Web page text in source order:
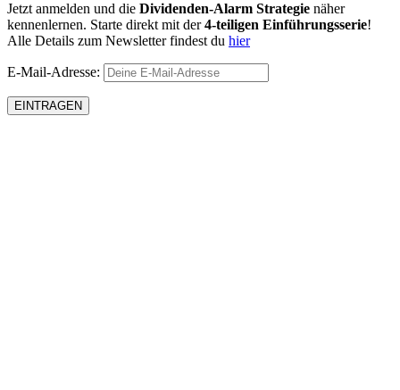
Jetzt anmelden und die Dividenden-Alarm Strategie näher
kennenlernen. Starte direkt mit der4-teiligen Einführungsserie!
Alle Details zum Newsletter findest du hier
E-Mail-Adresse: